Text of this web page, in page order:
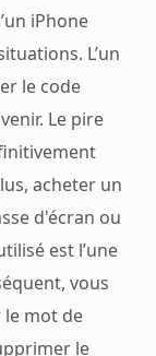
iPhone
L’un
le code
Le pire
acheter un
d'écran ou
est l’une
vous
mot de
le